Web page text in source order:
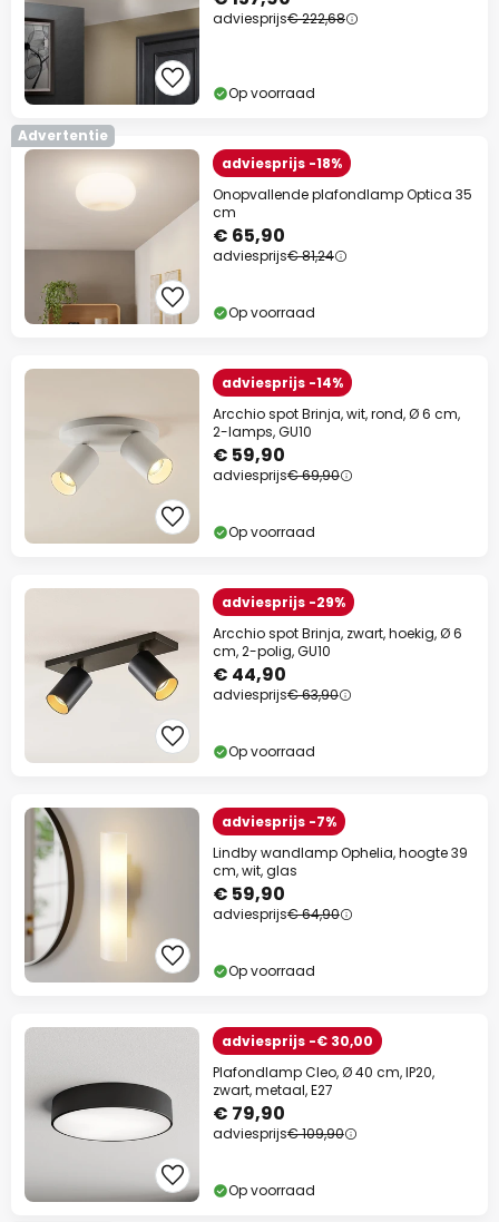
adviesprijs€ 222,68
Op voorraad
Advertentie
adviesprijs -18%
Onopvallende plafondlamp Optica 35
cm
€ 65,90
adviesprijs€ 81,24
Op voorraad
adviesprijs -14%
Arcchio spot Brinja, wit, rond, Ø 6 cm,
2-lamps, GU10
€ 59,90
adviesprijs€ 69,90
Op voorraad
adviesprijs -29%
Arcchio spot Brinja, zwart, hoekig, Ø 6
cm, 2-polig, GU10
€ 44,90
adviesprijs€ 63,90
Op voorraad
adviesprijs -7%
Lindby wandlamp Ophelia, hoogte 39
cm, wit, glas
€ 59,90
adviesprijs€ 64,90
Op voorraad
adviesprijs -€ 30,00
Plafondlamp Cleo, Ø 40 cm, IP20,
zwart, metaal, E27
€ 79,90
adviesprijs€ 109,90
Op voorraad